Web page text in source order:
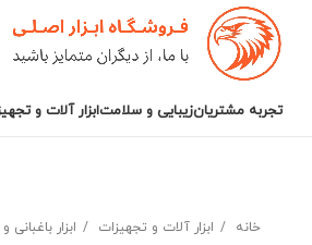
تجربه مشتریانزیبایی و سلامتابزار آلات و
خانه ابزار آلات و تجهیزات ابزار باغبانی